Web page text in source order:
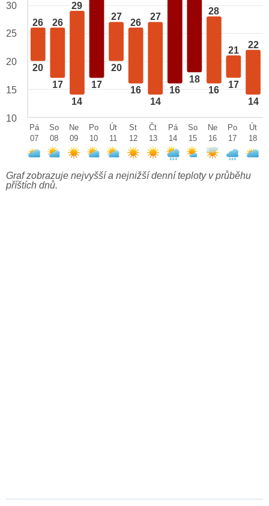
26
20
26
17
29
14
17
27
20
26
16
27
14
16
18
28
16
21
17
22
14
30
25
20
15
10
Pá
07
So
08
Ne
09
Po
10
Út
11
St
12
Čt
13
Pá
14
So
15
Ne
16
Po
17
Út
18
Graf zobrazuje nejvyšší a nejnižší denní teploty v průběhu
příštích dnů.